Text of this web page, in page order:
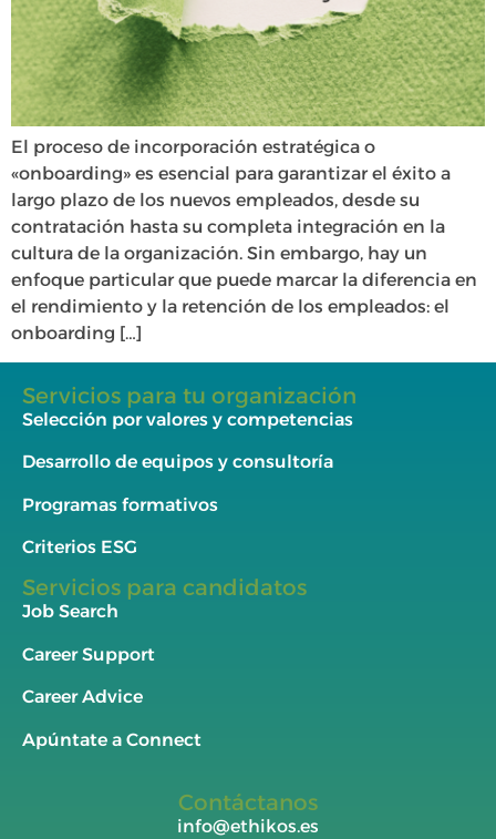
El proceso de incorporación estratégica o
«onboarding» es esencial para garantizar el éxito a
largo plazo de los nuevos empleados, desde su
contratación hasta su completa integración en la
cultura de la organización. Sin embargo, hay un
enfoque particular que puede marcar la diferencia en
el rendimiento y la retención de los empleados: el
onboarding […]
Servicios para tu organización
Selección por valores y competencias
Desarrollo de equipos y consultoría
Programas formativos
Criterios ESG
Servicios para candidatos
Job Search
Career Support
Career Advice
Apúntate a Connect
Contáctanos
info@ethikos.es